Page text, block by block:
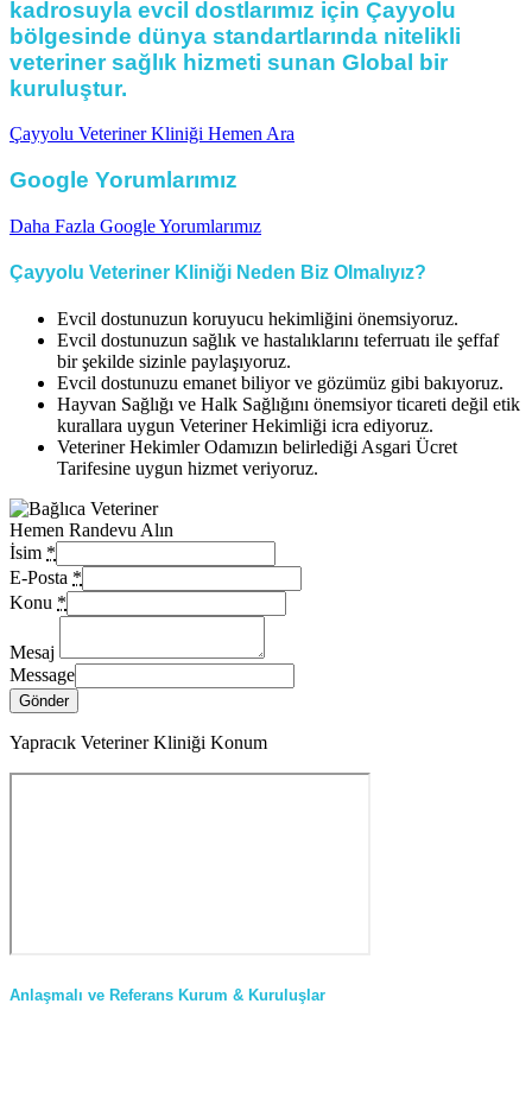
kadrosuyla evcil dostlarımız için Çayyolu
bölgesinde dünya standartlarında nitelikli
veteriner sağlık hizmeti sunan Global bir
kuruluştur.
Çayyolu Veteriner Kliniği Hemen Ara
Google Yorumlarımız
Daha Fazla Google Yorumlarımız
Çayyolu Veteriner Kliniği Neden Biz Olmalıyız?
Evcil dostunuzun koruyucu hekimliğini önemsiyoruz.
Evcil dostunuzun sağlık ve hastalıklarını teferruatı ile şeffaf
bir şekilde sizinle paylaşıyoruz.
Evcil dostunuzu emanet biliyor ve gözümüz gibi bakıyoruz.
Hayvan Sağlığı ve Halk Sağlığını önemsiyor ticareti değil etik
kurallara uygun Veteriner Hekimliği icra ediyoruz.
Veteriner Hekimler Odamızın belirlediği Asgari Ücret
Tarifesine uygun hizmet veriyoruz.
Hemen Randevu Alın
İsim *
E-Posta *
Konu *
Mesaj
Message
Gönder
Yapracık Veteriner Kliniği Konum
Anlaşmalı ve Referans Kurum & Kuruluşlar